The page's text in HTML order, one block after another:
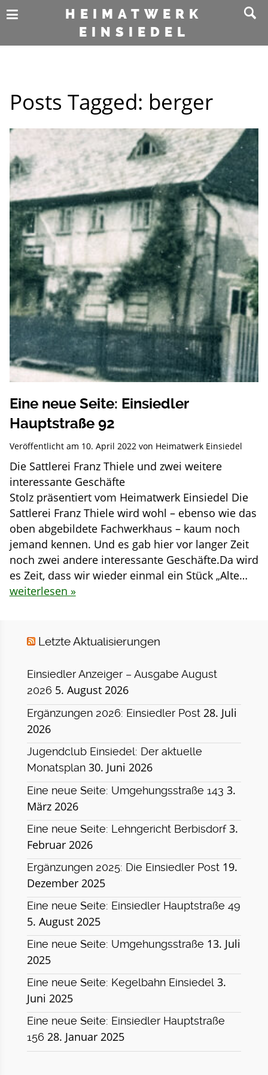
HEIMATWERK
EINSIEDEL
Posts Tagged: berger
Eine neue Seite: Einsiedler
Hauptstraße 92
Veröffentlicht am 10. April 2022 von Heimatwerk Einsiedel
Die Sattlerei Franz Thiele und zwei weitere
interessante Geschäfte
Stolz präsentiert vom Heimatwerk Einsiedel Die
Sattlerei Franz Thiele wird wohl – ebenso wie das
oben abgebildete Fachwerkhaus – kaum noch
jemand kennen. Und es gab hier vor langer Zeit
noch zwei andere interessante Geschäfte.Da wird
es Zeit, dass wir wieder einmal ein Stück „Alte…
weiterlesen »
Letzte Aktualisierungen
Einsiedler Anzeiger – Ausgabe August
2026 5. August 2026
Ergänzungen 2026: Einsiedler Post 28. Juli
2026
Jugendclub Einsiedel: Der aktuelle
Monatsplan 30. Juni 2026
Eine neue Seite: Umgehungsstraße 143 3.
März 2026
Eine neue Seite: Lehngericht Berbisdorf 3.
Februar 2026
Ergänzungen 2025: Die Einsiedler Post 19.
Dezember 2025
Eine neue Seite: Einsiedler Hauptstraße 49
5. August 2025
Eine neue Seite: Umgehungsstraße 13. Juli
2025
Eine neue Seite: Kegelbahn Einsiedel 3.
Juni 2025
Eine neue Seite: Einsiedler Hauptstraße
156 28. Januar 2025